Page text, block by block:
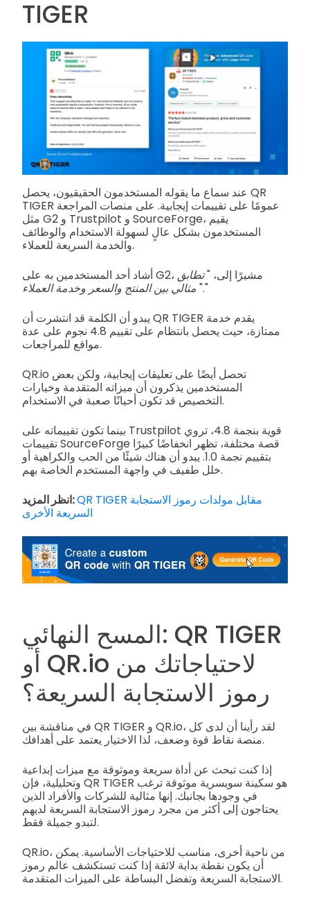
TIGER
عند سماع ما يقوله المستخدمون الحقيقيون، يحصل QR
TIGER عمومًا على تقييمات إيجابية. على منصات المراجعة
مثل G2 و Trustpilot و SourceForge، يقيم
المستخدمون بشكل عالٍ لسهولة الاستخدام والوظائف
والخدمة السريعة للعملاء.
أشاد أحد المستخدمين به على G2، مشيرًا إلى، "تطابق
"."
يبدو أن الكلمة قد انتشرت أن QR TIGER يقدم خدمة
ممتازة، حيث يحصل بانتظام على تقييم 4.8 نجوم على عدة
مواقع للمراجعات.
QR.io تحصل أيضًا على تعليقات إيجابية، ولكن بعض
المستخدمين يذكرون أن ميزاته المتقدمة وخيارات
التخصيص قد تكون أحيانًا صعبة في الاستخدام.
بينما تكون تقييماته على Trustpilot قوية بنجمة 4.8، تروي
تقييمات SourceForge قصة مختلفة، تظهر انخفاضًا كبيرًا
بتقييم نجمة 1.0. يبدو أن هناك شيئًا من الحب والكراهية أو
خلل طفيف في واجهة المستخدم الخاصة بهم.
انظر المزيد:QR TIGER مقابل مولدات رموز الاستجابة
السريعة الأخرى
المسح النهائي: QR TIGER
أو QR.io لاحتياجاتك من
رموز الاستجابة السريعة؟
في مناقشة بين QR TIGER و QR.io، لقد رأينا أن لدى كل
منصة نقاط قوة وضعف، لذا الاختيار يعتمد على أهدافك.
إذا كنت تبحث عن أداة سريعة وموثوقة مع ميزات إبداعية
وتحليلية، فإن QR TIGER هو سكينة سويسرية موثوقة ترغب
في وجودها بجانبك. إنها مثالية للشركات والأفراد الذين
يحتاجون إلى أكثر من مجرد رموز الاستجابة السريعة لديهم
لتبدو جميلة فقط.
QR.io، من ناحية أخرى، مناسب للاحتياجات الأساسية. يمكن
أن يكون نقطة بداية لائقة إذا كنت تستكشف عالم رموز
الاستجابة السريعة وتفضل البساطة على الميزات المتقدمة.